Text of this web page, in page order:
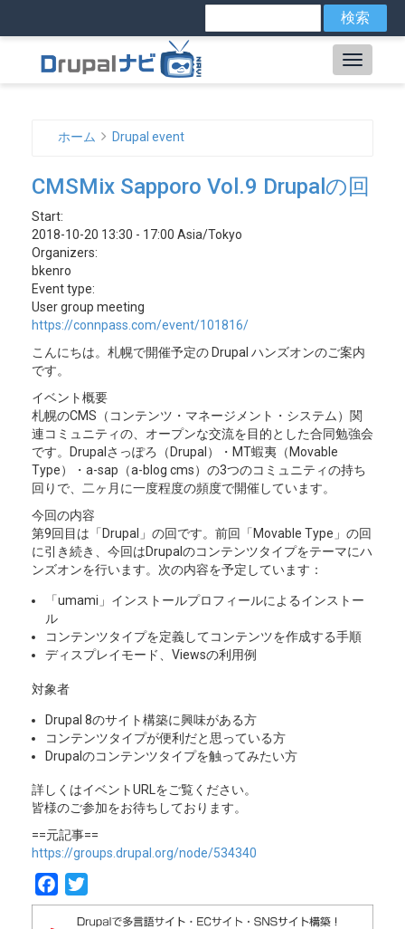
メ
イ
移
検
Main
ン
く
ず
ホーム Drupal event
CMSMix Sapporo Vol.9 Drupalの回
Start:
2018-10-20 13:30 - 17:00 Asia/Tokyo
Organizers:
bkenro
Event type:
User group meeting
https://connpass.com/event/101816/
こんにちは。札幌で開催予定の Drupal ハンズオンのご案内
です。
イベント概要
札幌のCMS（コンテンツ・マネージメント・システム）関
連コミュニティの、オープンな交流を目的とした合同勉強会
です。Drupalさっぽろ（Drupal）・MT蝦夷（Movable
Type）・a-sap（a-blog cms）の3つのコミュニティの持ち
回りで、二ヶ月に一度程度の頻度で開催しています。
今回の内容
第9回目は「Drupal」の回です。前回「Movable Type」の回
に引き続き、今回はDrupalのコンテンツタイプをテーマにハ
ンズオンを行います。次の内容を予定しています：
「umami」インストールプロフィールによるインストー
ル
コンテンツタイプを定義してコンテンツを作成する手順
ディスプレイモード、Viewsの利用例
対象者
Drupal 8のサイト構築に興味がある方
コンテンツタイプが便利だと思っている方
Drupalのコンテンツタイプを触ってみたい方
詳しくはイベントURLをご覧ください。
皆様のご参加をお待ちしております。
==元記事==
https://groups.drupal.org/node/534340
a
w